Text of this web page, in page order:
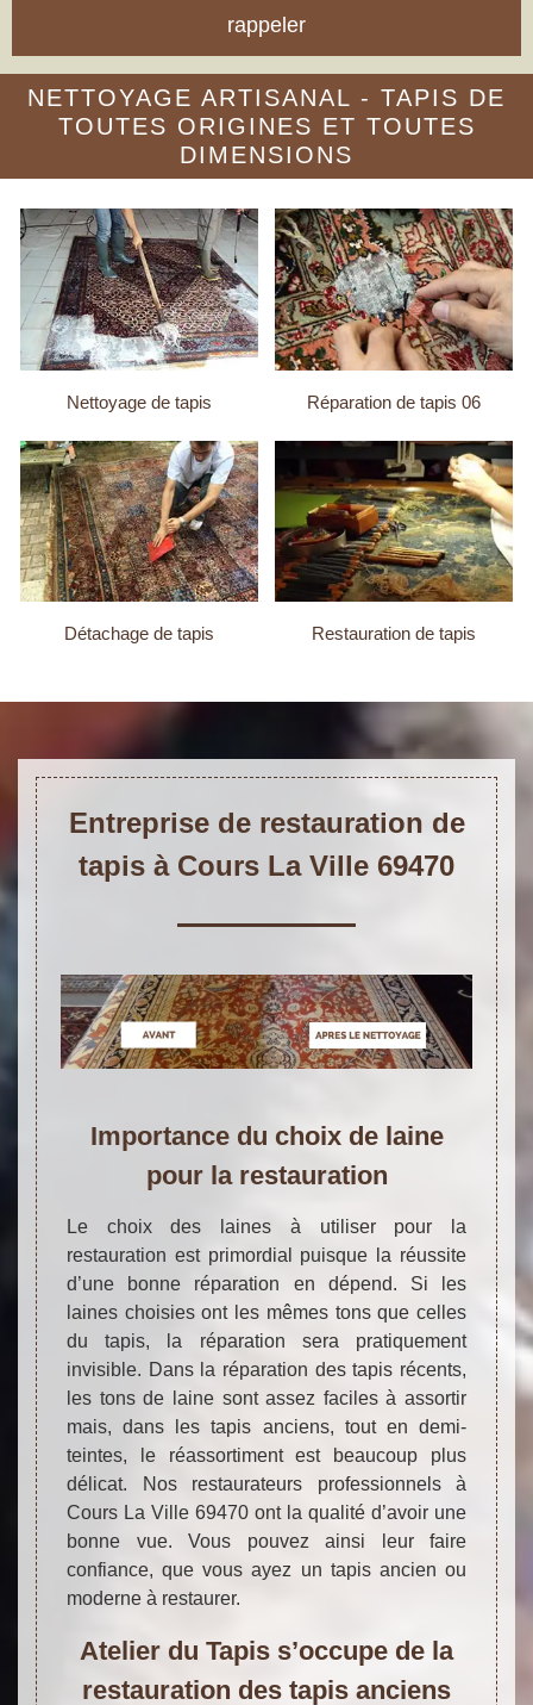
NETTOYAGE ARTISANAL - TAPIS DE
TOUTES ORIGINES ET TOUTES
DIMENSIONS
Nettoyage de tapis Réparation de tapis 06
Détachage de tapis Restauration de tapis
Entreprise de restauration de
tapis à Cours La Ville 69470
Importance du choix de laine
pour la restauration
Le choix des laines à utiliser pour la
restauration est primordial puisque la réussite
d’une bonne réparation en dépend. Si les
laines choisies ont les mêmes tons que celles
du tapis, la réparation sera pratiquement
invisible. Dans la réparation des tapis récents,
les tons de laine sont assez faciles à assortir
mais, dans les tapis anciens, tout en demi-
teintes, le réassortiment est beaucoup plus
délicat. Nos restaurateurs professionnels à
Cours La Ville 69470 ont la qualité d’avoir une
bonne vue. Vous pouvez ainsi leur faire
confiance, que vous ayez un tapis ancien ou
moderne à restaurer.
Atelier du Tapis s’occupe de la
restauration des tapis anciens